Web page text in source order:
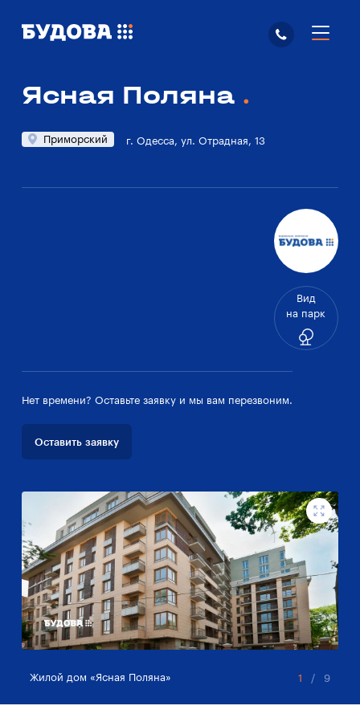
Ясная Поляна
Приморский г. Одесса, ул. Отрадная, 13
Вид
на парк
Нет времени? Оставьте заявку и мы вам перезвоним.
Оставить заявку
Жилой дом «Ясная Поляна» 1 / 9